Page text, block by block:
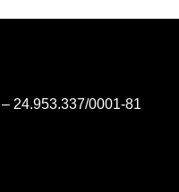
24.953.337/0001-81